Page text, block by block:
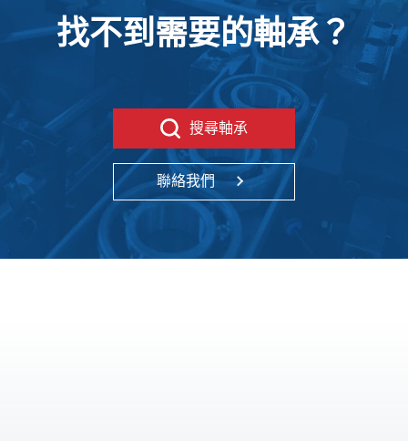
找不到需要的軸承？
搜尋軸承
聯絡我們